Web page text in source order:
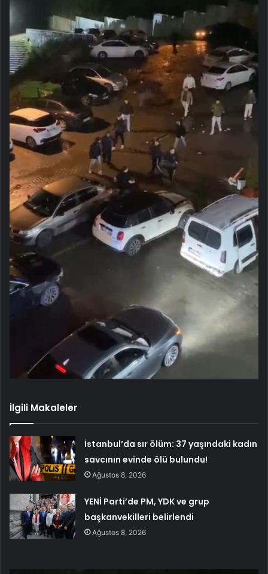
İlgili Makaleler
İstanbul’da sır ölüm: 37 yaşındaki kadın
savcının evinde ölü bulundu!
Ağustos 8, 2026
YENİ Parti’de PM, YDK ve grup
başkanvekilleri belirlendi
Ağustos 8, 2026